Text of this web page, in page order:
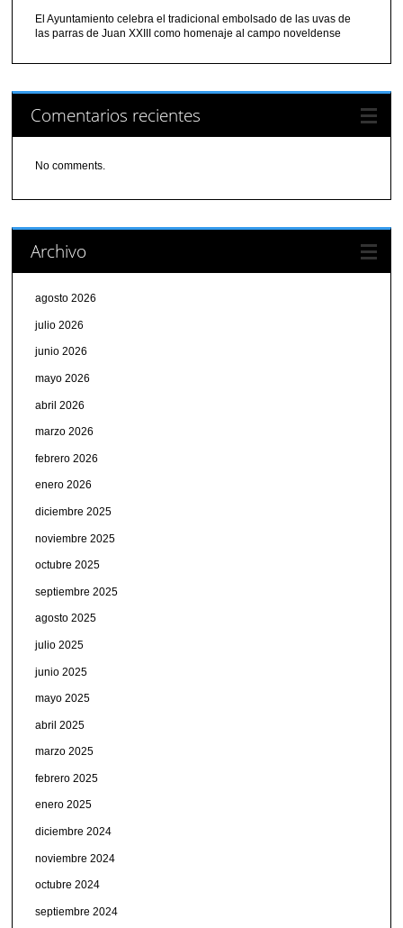
El Ayuntamiento celebra el tradicional embolsado de las uvas de
las parras de Juan XXIII como homenaje al campo noveldense
Comentarios recientes
No comments.
Archivo
agosto 2026
julio 2026
junio 2026
mayo 2026
abril 2026
marzo 2026
febrero 2026
enero 2026
diciembre 2025
noviembre 2025
octubre 2025
septiembre 2025
agosto 2025
julio 2025
junio 2025
mayo 2025
abril 2025
marzo 2025
febrero 2025
enero 2025
diciembre 2024
noviembre 2024
octubre 2024
septiembre 2024